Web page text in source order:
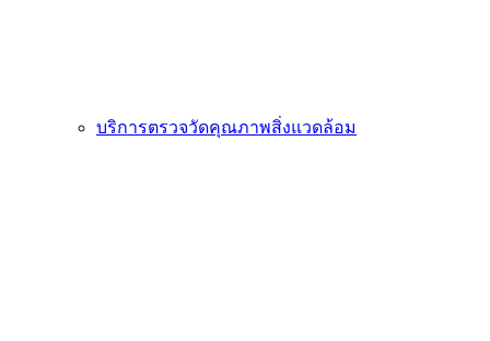
บริการตรวจวัดคุณภาพสิ่งแวดล้อม